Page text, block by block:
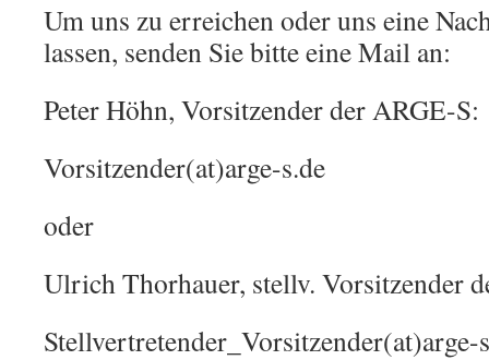
Um uns zu erreichen oder uns eine
lassen, senden Sie bitte eine Mail an:
Peter Höhn, Vorsitzender der ARGE-S:
Vorsitzender(at)arge-s.de
oder
Ulrich Thorhauer, stellv. Vorsitzender
Stellvertretender_Vorsitzender(at)arge-